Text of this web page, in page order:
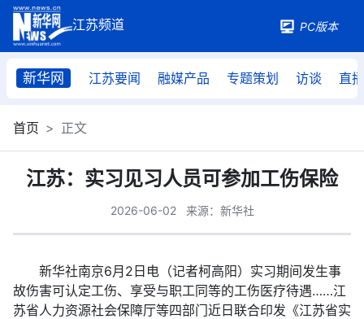
PC版本
新华网 江苏要闻 融媒产品 专题策划 访谈 直播
首页 正文
江苏：实习见习人员可参加工伤保险
2026-06-02 来源：新华社
新华社南京6月2日电（记者柯高阳）实习期间发生事
故伤害可认定工伤、享受与职工同等的工伤医疗待遇……江
苏省人力资源社会保障厅等四部门近日联合印发《江苏省实